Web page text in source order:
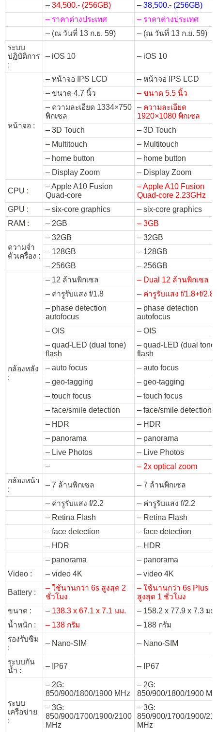
– 34,500.- (256GB)
– 38,500.- (256GB)
– ราคาต่างประเทศ
– ราคาต่างประเทศ
– (ณ วันที่ 13 ก.ย. 59)
– (ณ วันที่ 13 ก.ย. 59)
ระบบ
ปฏิบัติการ
:
– iOS 10 – iOS 10
หน้าจอ :
– หน้าจอ IPS LCD
– หน้าจอ IPS LCD
– ขนาด 4.7 นิ้ว
– ขนาด 5.5 นิ้ว
– ความละเอียด 1334×750
พิกเซล
– ความละเอียด
1920×1080 พิกเซล
– 3D Touch
– 3D Touch
– Multitouch
– Multitouch
– home button
– home button
– Display Zoom
– Display Zoom
CPU :
– Apple A10 Fusion
Quad-core
– Apple A10 Fusion
Quad-core 2.23GHz
GPU :
– six-core graphics
– six-core graphics
RAM :
– 2GB – 3GB
ความจำ
ตัวเครื่อง :
– 32GB
– 32GB
– 128GB
– 128GB
– 256GB
– 256GB
กล้องหลัง
:
– 12 ล้านพิกเซล
– Dual 12 ล้านพิกเซล
– ค่ารูรับแสง f/1.8
– ค่ารูรับแสง f/1.8+f/2.8
– phase detection
autofocus
– phase detection
autofocus
– OIS
– OIS
– quad-LED (dual tone)
flash
– quad-LED (dual tone)
flash
– auto focus
– auto focus
– geo-tagging
– geo-tagging
– touch focus
– touch focus
– face/smile detection
– face/smile detection
– HDR
– HDR
– panorama
– panorama
– Live Photos
– Live Photos
–
– 2x optical zoom
กล้องหน้า
:
– 7 ล้านพิกเซล – 7 ล้านพิกเซล
– ค่ารูรับแสง f/2.2
– ค่ารูรับแสง f/2.2
– Retina Flash
– Retina Flash
– face detection
– face detection
– HDR
– HDR
– panorama
– panorama
Video :
– video 4K – video 4K
Battery :
– ใช้นานกว่า 6s สูงสุด 2
ชั่วโมง
– ใช้นานกว่า 6s Plus
สูงสุด 1 ชั่วโมง
ขนาด :
– 138.3 x 67.1 x 7.1 มม.
– 158.2 x 77.9 x 7.3 มม.
น้ำหนัก :
– 138 กรัม
– 188 กรัม
รองรับซิม
:
– Nano-SIM – Nano-SIM
ระบบกัน
น้ำ :
– IP67 – IP67
ระบบ
เครือข่าย
:
– 2G:
850/900/1800/1900 MHz
– 2G:
850/900/1800/1900
– 3G:
850/900/1700/1900/2100
MHz
– 3G:
850/900/1700/1900/
MHz